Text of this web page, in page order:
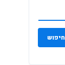
חיפוש